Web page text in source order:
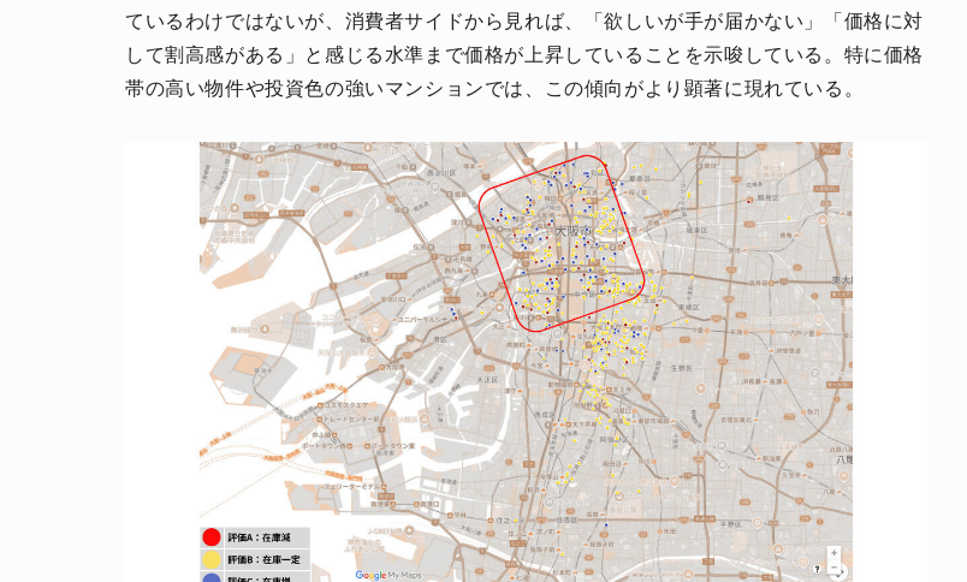
ているわけではないが、消費者サイドから見れば、「欲しいが手が届かない」「価格に対
して割高感がある」と感じる水準まで価格が上昇していることを示唆している。特に価格
帯の高い物件や投資色の強いマンションでは、この傾向がより顕著に現れている。